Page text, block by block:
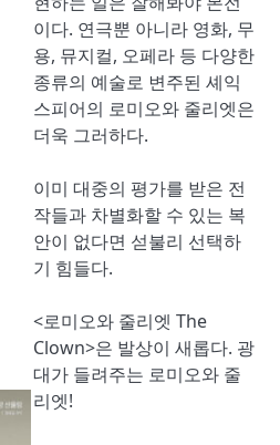
이다. 연극뿐 아니라 영화, 무
용, 뮤지컬, 오페라 등 다양한
종류의 예술로 변주된 셰익
스피어의 로미오와 줄리엣은
더욱 그러하다.
이미 대중의 평가를 받은 전
작들과 차별화할 수 있는 복
안이 없다면 섣불리 선택하
기 힘들다.
<로미오와 줄리엣 The
Clown>은 발상이 새롭다. 광
대가 들려주는 로미오와 줄
리엣!